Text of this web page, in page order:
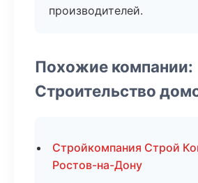
производителей.
Похожие компании:
Строительство
Стройкомпания Строй
Ростов-на-Дону